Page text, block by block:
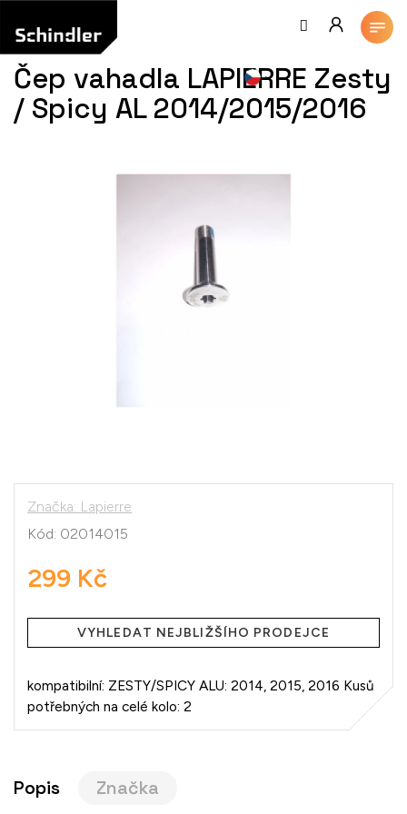
obsah
Čep vahadla LAPIERRE Zesty
/ Spicy AL 2014/2015/2016
Značka: Lapierre
Kód: 02014015
299 Kč
cena:
VYHLEDAT NEJBLIŽŠÍHO PRODEJCE
kompatibilní: ZESTY/SPICY ALU: 2014, 2015, 2016 Kusů
potřebných na celé kolo: 2
Popis Značka